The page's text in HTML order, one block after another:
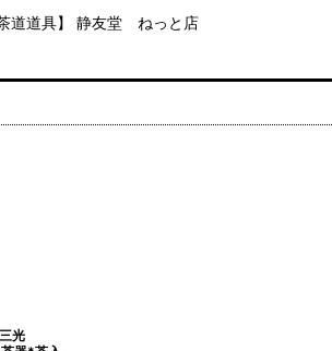
道道具】 静友堂 ねっと店
光